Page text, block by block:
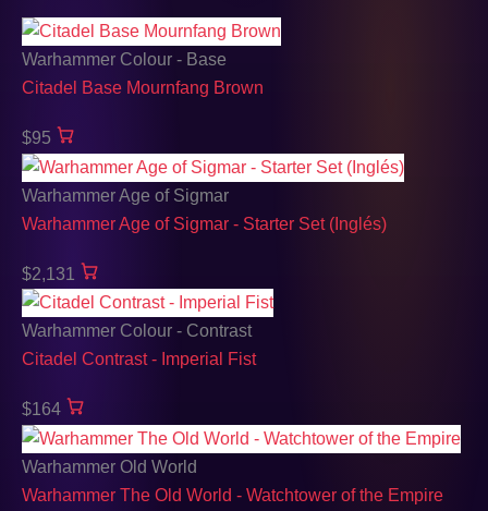
Warhammer Colour - Base
Citadel Base Mournfang Brown
$95
Warhammer Age of Sigmar
Warhammer Age of Sigmar - Starter Set (Inglés)
$2,131
Warhammer Colour - Contrast
Citadel Contrast - Imperial Fist
$164
Warhammer Old World
Warhammer The Old World - Watchtower of the Empire